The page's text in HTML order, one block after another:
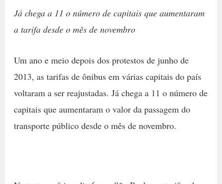
Já chega a 11 o número de capitais que aumentaram
a tarifa desde o mês de novembro
Um ano e meio depois dos protestos de junho de
2013, as tarifas de ônibus em várias capitais do país
voltaram a ser reajustadas. Já chega a 11 o número de
capitais que aumentaram o valor da passagem do
transporte público desde o mês de novembro.